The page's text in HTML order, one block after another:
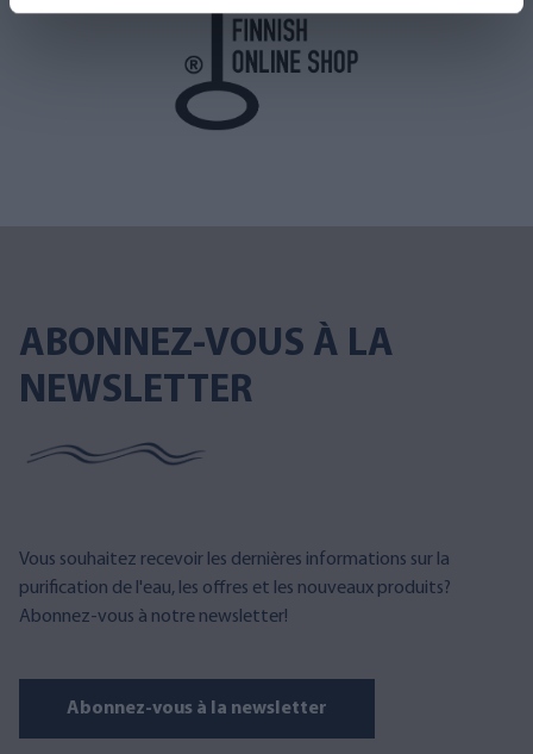
ABONNEZ-VOUS À LA
NEWSLETTER
Vous souhaitez recevoir les dernières informations sur la
purification de l'eau, les offres et les nouveaux produits?
Abonnez-vous à notre newsletter!
Abonnez-vous à la newsletter